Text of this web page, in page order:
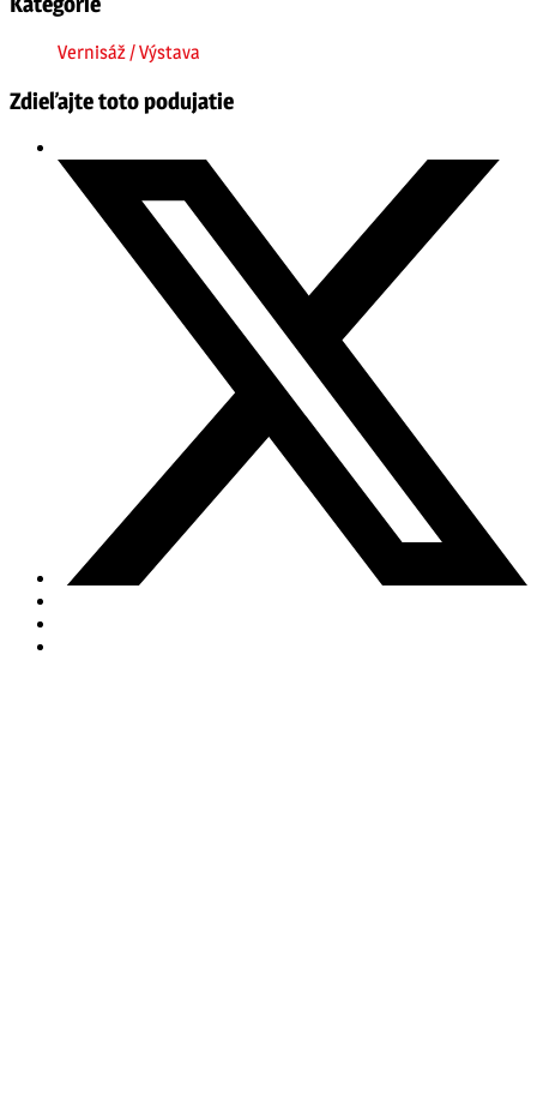
Vernisáž / Výstava
Zdieľajte toto podujatie